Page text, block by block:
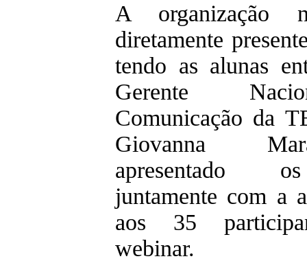
A organização
diretamente
tendo as alunas
Gerente
Comunicação da
Giovanna
apresentado
juntamente com a
aos 35
webinar.